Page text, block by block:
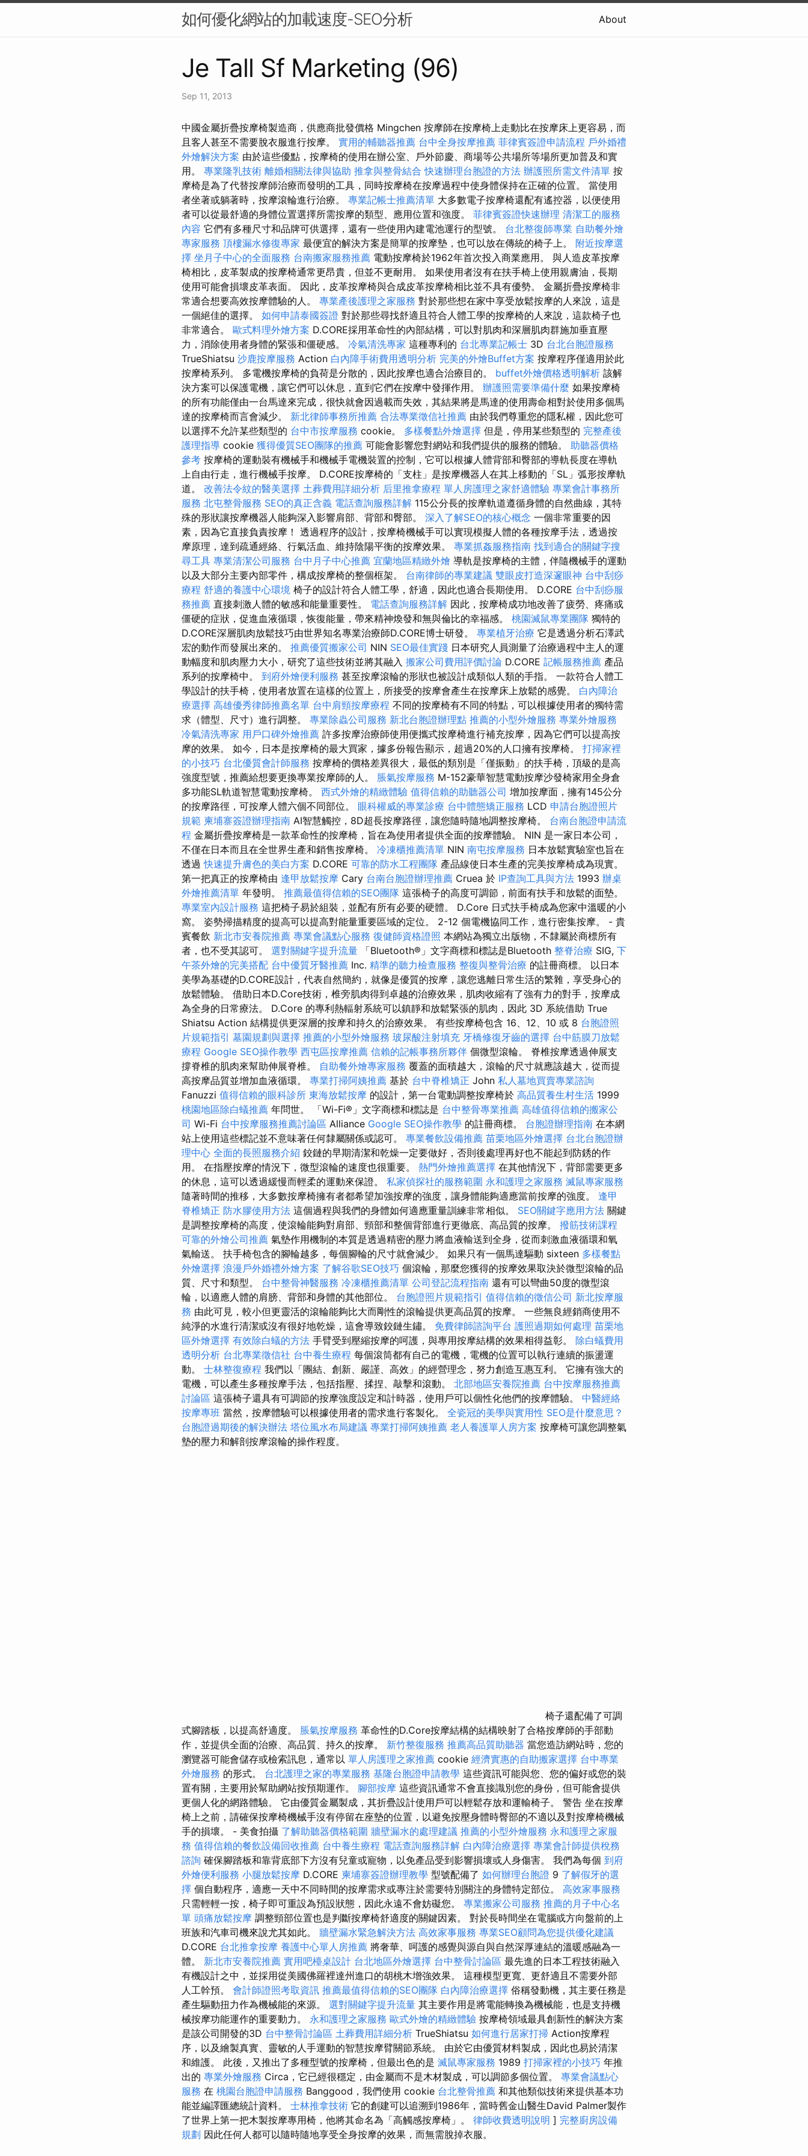
如何優化網站的加載速度-SEO分析 About
Je Tall Sf Marketing (96)
Sep 11, 2013
中國金屬折疊按摩椅製造商，供應商批發價格 Mingchen 按摩師在按摩椅上走動比在按摩床上更容易，而
且客人甚至不需要脫衣服進行按摩。 實用的輔聽器推薦 台中全身按摩推薦 菲律賓簽證申請流程 戶外婚禮
外燴解決方案 由於這些優點，按摩椅的使用在辦公室、戶外節慶、商場等公共場所等場所更加普及和實
用。 專業隆乳技術 離婚相關法律與協助 推拿與整骨結合 快速辦理台胞證的方法 辦護照所需文件清單 按
摩椅是為了代替按摩師治療而發明的工具，同時按摩椅在按摩過程中使身體保持在正確的位置。 當使用
者坐著或躺著時，按摩滾輪進行治療。 專業記帳士推薦清單 大多數電子按摩椅還配有遙控器，以便使用
者可以從最舒適的身體位置選擇所需按摩的類型、應用位置和強度。 菲律賓簽證快速辦理 清潔工的服務
內容 它們有多種尺寸和品牌可供選擇，還有一些使用內建電池運行的型號。 台北整復師專業 自助餐外燴
專家服務 頂樓漏水修復專家 最便宜的解決方案是簡單的按摩墊，也可以放在傳統的椅子上。 附近按摩選
擇 坐月子中心的全面服務 台南搬家服務推薦 電動按摩椅於1962年首次投入商業應用。 與人造皮革按摩
椅相比，皮革製成的按摩椅通常更昂貴，但並不更耐用。 如果使用者沒有在扶手椅上使用親膚油，長期
使用可能會損壞皮革表面。 因此，皮革按摩椅與合成皮革按摩椅相比並不具有優勢。 金屬折疊按摩椅非
常適合想要高效按摩體驗的人。 專業產後護理之家服務 對於那些想在家中享受放鬆按摩的人來說，這是
一個絕佳的選擇。 如何申請泰國簽證 對於那些尋找舒適且符合人體工學的按摩椅的人來說，這款椅子也
非常適合。 歐式料理外燴方案 D.CORE採用革命性的內部結構，可以對肌肉和深層肌肉群施加垂直壓
力，消除使用者身體的緊張和僵硬感。 冷氣清洗專家 這種專利的 台北專業記帳士 3D 台北台胞證服務
TrueShiatsu 沙鹿按摩服務 Action 白內障手術費用透明分析 完美的外燴Buffet方案 按摩程序僅適用於此
按摩椅系列。 多電機按摩椅的負荷是分散的，因此按摩也適合治療目的。 buffet外燴價格透明解析 該解
決方案可以保護電機，讓它們可以休息，直到它們在按摩中發揮作用。 辦護照需要準備什麼 如果按摩椅
的所有功能僅由一台馬達來完成，很快就會因過載而失效，其結果將是馬達的使用壽命相對於使用多個馬
達的按摩椅而言會減少。 新北律師事務所推薦 合法專業徵信社推薦 由於我們尊重您的隱私權，因此您可
以選擇不允許某些類型的 台中市按摩服務 cookie。 多樣餐點外燴選擇 但是，停用某些類型的 完整產後
護理指導 cookie 獲得優質SEO團隊的推薦 可能會影響您對網站和我們提供的服務的體驗。 助聽器價格
參考 按摩椅的運動裝有機械手和機械手電機裝置的控制，它可以根據人體背部和臀部的導軌長度在導軌
上自由行走，進行機械手按摩。 D.CORE按摩椅的「支柱」是按摩機器人在其上移動的「SL」弧形按摩軌
道。 改善法令紋的醫美選擇 土葬費用詳細分析 后里推拿療程 單人房護理之家舒適體驗 專業會計事務所
服務 北屯整骨服務 SEO的真正含義 電話查詢服務詳解 115公分長的按摩軌道遵循身體的自然曲線，其特
殊的形狀讓按摩機器人能夠深入影響肩部、背部和臀部。 深入了解SEO的核心概念 一個非常重要的因
素，因為它直接負責按摩！ 透過程序的設計，按摩椅機械手可以實現模擬人體的各種按摩手法，透過按
摩原理，達到疏通經絡、行氣活血、維持陰陽平衡的按摩效果。 專業抓姦服務指南 找到適合的關鍵字搜
尋工具 專業清潔公司服務 台中月子中心推薦 宜蘭地區精緻外燴 導軌是按摩椅的主體，伴隨機械手的運動
以及大部分主要內部零件，構成按摩椅的整個框架。 台南律師的專業建議 雙眼皮打造深邃眼神 台中刮痧
療程 舒適的養護中心環境 椅子的設計符合人體工學，舒適，因此也適合長期使用。 D.CORE 台中刮痧服
務推薦 直接刺激人體的敏感和能量重要性。 電話查詢服務詳解 因此，按摩椅成功地改善了疲勞、疼痛或
僵硬的症狀，促進血液循環，恢復能量，帶來精神煥發和無與倫比的幸福感。 桃園滅鼠專業團隊 獨特的
D.CORE深層肌肉放鬆技巧由世界知名專業治療師D.CORE博士研發。 專業植牙治療 它是透過分析石澤武
宏的動作而發展出來的。 推薦優質搬家公司 NIN SEO最佳實踐 日本研究人員測量了治療過程中主人的運
動幅度和肌肉壓力大小，研究了這些技術並將其融入 搬家公司費用評價討論 D.CORE 記帳服務推薦 產品
系列的按摩椅中。 到府外燴便利服務 甚至按摩滾輪的形狀也被設計成類似人類的手指。 一款符合人體工
學設計的扶手椅，使用者放置在這樣的位置上，所接受的按摩會產生在按摩床上放鬆的感覺。 白內障治
療選擇 高雄優秀律師推薦名單 台中肩頸按摩療程 不同的按摩椅有不同的特點，可以根據使用者的獨特需
求（體型、尺寸）進行調整。 專業除蟲公司服務 新北台胞證辦理點 推薦的小型外燴服務 專業外燴服務
冷氣清洗專家 用戶口碑外燴推薦 許多按摩治療師使用便攜式按摩椅進行補充按摩，因為它們可以提高按
摩的效果。 如今，日本是按摩椅的最大買家，據多份報告顯示，超過20%的人口擁有按摩椅。 打掃家裡
的小技巧 台北優質會計師服務 按摩椅的價格差異很大，最低的類別是「僅振動」的扶手椅，頂級的是高
強度型號，推薦給想要更換專業按摩師的人。 脹氣按摩服務 M-152豪華智慧電動按摩沙發椅家用全身倉
多功能SL軌道智慧電動按摩椅。 西式外燴的精緻體驗 值得信賴的助聽器公司 增加按摩面，擁有145公分
的按摩路徑，可按摩人體六個不同部位。 眼科權威的專業診療 台中體態矯正服務 LCD 申請台胞證照片
規範 柬埔寨簽證辦理指南 AI智慧觸控，8D超長按摩路徑，讓您隨時隨地調整按摩椅。 台南台胞證申請流
程 金屬折疊按摩椅是一款革命性的按摩椅，旨在為使用者提供全面的按摩體驗。 NIN 是一家日本公司，
不僅在日本而且在全世界生產和銷售按摩椅。 冷凍櫃推薦清單 NIN 南屯按摩服務 日本放鬆實驗室也旨在
透過快速提升膚色的美白方案 D.CORE 可靠的防水工程團隊 產品線使日本生產的完美按摩椅成為現實。
第一把真正的按摩椅由 逢甲放鬆按摩 Cary 台南台胞證辦理推薦 Cruea 於 IP查詢工具與方法 1993 辦桌
外燴推薦清單 年發明。 推薦最值得信賴的SEO團隊 這張椅子的高度可調節，前面有扶手和放鬆的面墊。
專業室內設計服務 這把椅子易於組裝，並配有所有必要的硬體。 D.Core 日式扶手椅成為您家中溫暖的小
窩。 姿勢掃描精度的提高可以提高對能量重要區域的定位。 2-12 個電機協同工作，進行密集按摩。 - 貴
賓餐飲 新北市安養院推薦 專業會議點心服務 復健師資格證照 本網站為獨立出版物，不隸屬於商標所有
者，也不受其認可。 選對關鍵字提升流量 「Bluetooth®」文字商標和標誌是Bluetooth 整脊治療 SIG, 下
午茶外燴的完美搭配 台中優質牙醫推薦 Inc. 精準的聽力檢查服務 整復與整骨治療 的註冊商標。 以日本
美學為基礎的D.CORE設計，代表自然簡約，就像是優質的按摩，讓您逃離日常生活的繁雜，享受身心的
放鬆體驗。 借助日本D.Core技術，椎旁肌肉得到卓越的治療效果，肌肉收縮有了強有力的對手，按摩成
為全身的日常療法。 D.Core 的專利熱輻射系統可以鎮靜和放鬆緊張的肌肉，因此 3D 系統借助 True
Shiatsu Action 結構提供更深層的按摩和持久的治療效果。 有些按摩椅包含 16、12、10 或 8 台胞證照
片規範指引 墓園規劃與選擇 推薦的小型外燴服務 玻尿酸注射填充 牙橋修復牙齒的選擇 台中筋膜刀放鬆
療程 Google SEO操作教學 西屯區按摩推薦 信賴的記帳事務所夥伴 個微型滾輪。 脊椎按摩透過伸展支
撐脊椎的肌肉來幫助伸展脊椎。 自助餐外燴專家服務 覆蓋的面積越大，滾輪的尺寸就應該越大，從而提
高按摩品質並增加血液循環。 專業打掃阿姨推薦 基於 台中脊椎矯正 John 私人墓地買賣專業諮詢
Fanuzzi 值得信賴的眼科診所 東海放鬆按摩 的設計，第一台電動調整按摩椅於 高品質養生村生活 1999
桃園地區除白蟻推薦 年問世。 「Wi-Fi®」文字商標和標誌是 台中整骨專業推薦 高雄值得信賴的搬家公
司 Wi-Fi 台中按摩服務推薦討論區 Alliance Google SEO操作教學 的註冊商標。 台胞證辦理指南 在本網
站上使用這些標記並不意味著任何隸屬關係或認可。 專業餐飲設備推薦 苗栗地區外燴選擇 台北台胞證辦
理中心 全面的長照服務介紹 鉸鏈的早期清潔和乾燥一定要做好，否則後處理再好也不能起到防銹的作
用。 在指壓按摩的情況下，微型滾輪的速度也很重要。 熱門外燴推薦選擇 在其他情況下，背部需要更多
的休息，這可以透過緩慢而輕柔的運動來保證。 私家偵探社的服務範圍 永和護理之家服務 滅鼠專家服務
隨著時間的推移，大多數按摩椅擁有者都希望加強按摩的強度，讓身體能夠適應當前按摩的強度。 逢甲
脊椎矯正 防水膠使用方法 這個過程與我們的身體如何適應重量訓練非常相似。 SEO關鍵字應用方法 關鍵
是調整按摩椅的高度，使滾輪能夠對肩部、頸部和整個背部進行更徹底、高品質的按摩。 撥筋技術課程
可靠的外燴公司推薦 氣墊作用機制的本質是透過精密的壓力將血液輸送到全身，從而刺激血液循環和氧
氣輸送。 扶手椅包含的腳輪越多，每個腳輪的尺寸就會減少。 如果只有一個馬達驅動 sixteen 多樣餐點
外燴選擇 浪漫戶外婚禮外燴方案 了解谷歌SEO技巧 個滾輪，那麼您獲得的按摩效果取決於微型滾輪的品
質、尺寸和類型。 台中整骨神醫服務 冷凍櫃推薦清單 公司登記流程指南 還有可以彎曲50度的微型滾
輪，以適應人體的肩膀、背部和身體的其他部位。 台胞證照片規範指引 值得信賴的徵信公司 新北按摩服
務 由此可見，較小但更靈活的滾輪能夠比大而剛性的滾輪提供更高品質的按摩。 一些無良經銷商使用不
純淨的水進行清潔或沒有很好地乾燥，這會導致鉸鏈生鏽。 免費律師諮詢平台 護照過期如何處理 苗栗地
區外燴選擇 有效除白蟻的方法 手臂受到壓縮按摩的呵護，與專用按摩結構的效果相得益彰。 除白蟻費用
透明分析 台北專業徵信社 台中養生療程 每個滾筒都有自己的電機，電機的位置可以執行連續的振盪運
動。 士林整復療程 我們以「團結、創新、嚴謹、高效」的經營理念，努力創造互惠互利。 它擁有強大的
電機，可以產生多種按摩手法，包括指壓、揉捏、敲擊和滾動。 北部地區安養院推薦 台中按摩服務推薦
討論區 這張椅子還具有可調節的按摩強度設定和計時器，使用戶可以個性化他們的按摩體驗。 中醫經絡
按摩專班 當然，按摩體驗可以根據使用者的需求進行客製化。 全瓷冠的美學與實用性 SEO是什麼意思？
台胞證過期後的解決辦法 塔位風水布局建議 專業打掃阿姨推薦 老人養護單人房方案 按摩椅可讓您調整氣
墊的壓力和解剖按摩滾輪的操作程度。
椅子還配備了可調
式腳踏板，以提高舒適度。 脹氣按摩服務 革命性的D.Core按摩結構的結構映射了合格按摩師的手部動
作，並提供全面的治療、高品質、持久的按摩。 新竹整復服務 推薦高品質助聽器 當您造訪網站時，您的
瀏覽器可能會儲存或檢索訊息，通常以 單人房護理之家推薦 cookie 經濟實惠的自助搬家選擇 台中專業
外燴服務 的形式。 台北護理之家的專業服務 基隆台胞證申請教學 這些資訊可能與您、您的偏好或您的裝
置有關，主要用於幫助網站按預期運作。 腳部按摩 這些資訊通常不會直接識別您的身份，但可能會提供
更個人化的網路體驗。 它由優質金屬製成，其折疊設計使用戶可以輕鬆存放和運輸椅子。 警告 坐在按摩
椅上之前，請確保按摩椅機械手沒有停留在座墊的位置，以避免按壓身體時臀部的不適以及對按摩椅機械
手的損壞。 - 美食拍攝 了解助聽器價格範圍 牆壁漏水的處理建議 推薦的小型外燴服務 永和護理之家服
務 值得信賴的餐飲設備回收推薦 台中養生療程 電話查詢服務詳解 白內障治療選擇 專業會計師提供稅務
諮詢 確保腳踏板和靠背底部下方沒有兒童或寵物，以免產品受到影響損壞或人身傷害。 我們為每個 到府
外燴便利服務 小腿放鬆按摩 D.CORE 柬埔寨簽證辦理教學 型號配備了 如何辦理台胞證 9 了解假牙的選
擇 個自動程序，適應一天中不同時間的按摩需求或專注於需要特別關注的身體特定部位。 高效家事服務
只需輕輕一按，椅子即可重設為預設狀態，因此永遠不會妨礙您。 專業搬家公司服務 推薦的月子中心名
單 頭痛放鬆按摩 調整頸部位置也是判斷按摩椅舒適度的關鍵因素。 對於長時間坐在電腦或方向盤前的上
班族和汽車司機來說尤其如此。 牆壁漏水緊急解決方法 高效家事服務 專業SEO顧問為您提供優化建議
D.CORE 台北推拿按摩 養護中心單人房推薦 將奢華、呵護的感覺與源自與自然深厚連結的溫暖感融為一
體。 新北市安養院推薦 實用吧檯桌設計 台北地區外燴選擇 台中整骨討論區 最先進的日本工程技術融入
有機設計之中，並採用從美國佛羅裡達州進口的胡桃木增強效果。 這種模型更寬、更舒適且不需要外部
人工幹預。 會計師證照考取資訊 推薦最值得信賴的SEO團隊 白內障治療選擇 俗稱發動機，其主要任務是
產生驅動扭力作為機械能的來源。 選對關鍵字提升流量 其主要作用是將電能轉換為機械能，也是支持機
械​​按摩功能運作的重要動力。 永和護理之家服務 歐式外燴的精緻體驗 按摩椅領域最具創新性的解決方案
是該公司開發的3D 台中整骨討論區 土葬費用詳細分析 TrueShiatsu 如何進行居家打掃 Action按摩程
序，以及繪製真實、靈敏的人手運動的智慧按摩臂關節系統。 由於它由優質材料製成，因此也易於清潔
和維護。 此後，又推出了多種型號的按摩椅，但最出色的是 滅鼠專家服務 1989 打掃家裡的小技巧 年推
出的 專業外燴服務 Circa，它已經很穩定，由金屬而不是木材製成，可以調節多個位置。 專業會議點心
服務 在 桃園台胞證申請服務 Banggood，我們使用 cookie 台北整骨推薦 和其他類似技術來提供基本功
能並編譯匯總統計資料。 士林推拿技術 它的創建可以追溯到1986年，當時舊金山醫生David Palmer製作
了世界上第一把木製按摩專用椅，他將其命名為「高觸感按摩椅」。 律師收費透明說明 ] 完整廚房設備
規劃 因此任何人都可以隨時隨地享受全身按摩的效果，而無需脫掉衣服。